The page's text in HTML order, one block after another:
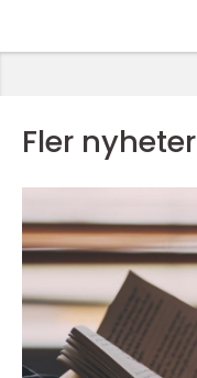
Fler nyheter